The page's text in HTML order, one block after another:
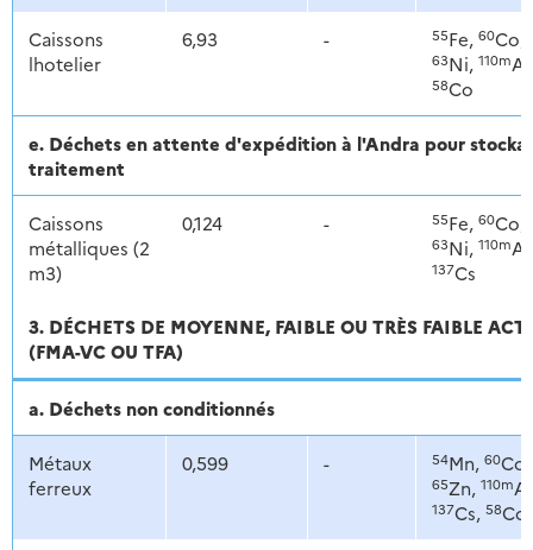
Caissons
lhotelier
6,93 - 55Fe, 60Co,
63Ni, 110m
58Co
e. Déchets en attente d'expédition à l'Andra pour
traitement
Caissons
métalliques (2
m3)
0,124 - 55Fe, 60Co,
63Ni, 110m
137Cs
3. DÉCHETS DE MOYENNE, FAIBLE OU TRÈS FAIBLE
(FMA-VC OU TFA)
a. Déchets non conditionnés
Métaux
ferreux
0,599 - 54Mn, 60Co,
65Zn, 110m
137Cs, 58Co